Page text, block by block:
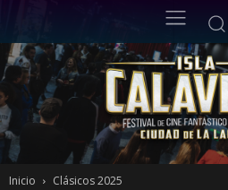
Inicio Clásicos 2025